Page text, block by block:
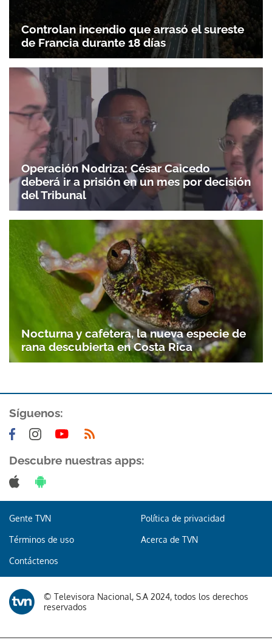
Gracias por suscribirte a nuestro boletín.
ACEPTAR
Controlan incendio que arrasó el sureste
de Francia durante 18 días
Operación Nodriza: César Caicedo
deberá ir a prisión en un mes por decisión
del Tribunal
Nocturna y cafetera, la nueva especie de
rana descubierta en Costa Rica
Síguenos:
Descubre nuestras apps:
Gente TVN Política de privacidad
Términos de uso Acerca de TVN
Contáctenos
© Televisora Nacional, S.A 2024, todos los derechos
reservados